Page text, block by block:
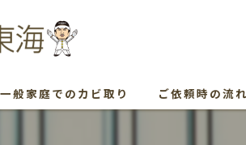
一般家庭でのカビ取り ご依頼時の流れ